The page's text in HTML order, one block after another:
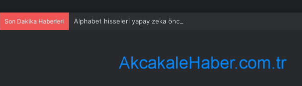
Son Dakika Haberleri Alphabet hisseleri yapay zeka öncüsü Jeff Dean’in ayrılmasıyla %5 düştü